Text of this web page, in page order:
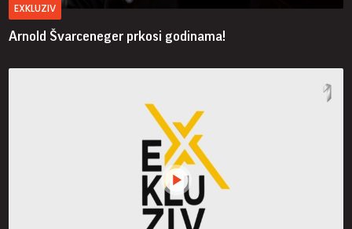
EXKLUZIV
Arnold Švarceneger prkosi godinama!